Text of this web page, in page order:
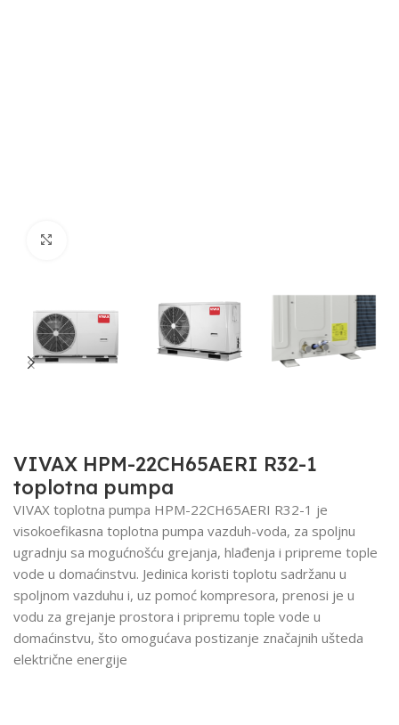
VIVAX HPM-22CH65AERI R32-1
toplotna pumpa
VIVAX toplotna pumpa HPM-22CH65AERI R32-1 je
visokoefikasna toplotna pumpa vazduh-voda, za spoljnu
ugradnju sa mogućnošću grejanja, hlađenja i pripreme tople
vode u domaćinstvu. Jedinica koristi toplotu sadržanu u
spoljnom vazduhu i, uz pomoć kompresora, prenosi je u
vodu za grejanje prostora i pripremu tople vode u
domaćinstvu, što omogućava postizanje značajnih ušteda
električne energije